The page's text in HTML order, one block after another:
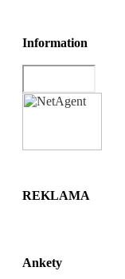
Information
REKLAMA
Ankety